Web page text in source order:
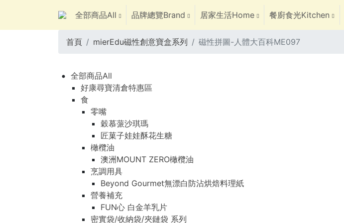
全部商品All 品牌總覽Brand 居家生活Home 餐廚食光Kitchen
首頁 mierEdu磁性創意寶盒系列 磁性拼圖-人體大百科ME097
全部商品All
好康尋寶清倉特惠區
食
零嘴
穀慕蒎沙琪瑪
匠菓子娃娃酥花生糖
橄欖油
澳洲MOUNT ZERO橄欖油
烹調用具
Beyond Gourmet無漂白防沾烘焙料理紙
營養補充
FUN心 白金羊乳片
密實袋/收納袋/夾鏈袋 系列